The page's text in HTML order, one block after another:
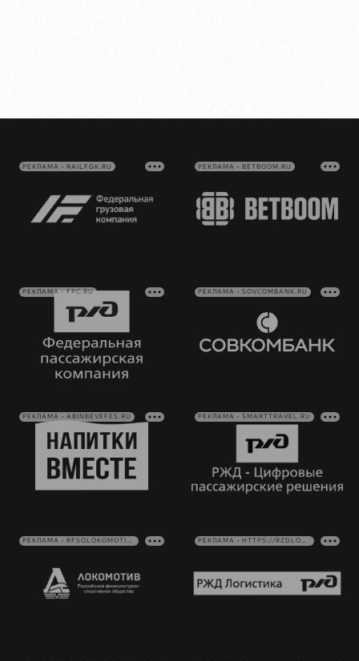
РЕКЛАМА • RAILFGK.RU РЕКЛАМА • BETBOOM.RU
РЕКЛАМА • FPC.RU РЕКЛАМА • SOVCOMBANK.RU
РЕКЛАМА • ABINBEVEFES.RU РЕКЛАМА • SMARTTRAVEL.RU
РЕКЛАМА • RFSOLOKOMOTIV.RU РЕКЛАМА • HTTPS://RZDLOG.RU/